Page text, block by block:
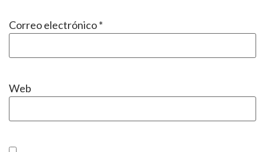
Correo electrónico*
Web